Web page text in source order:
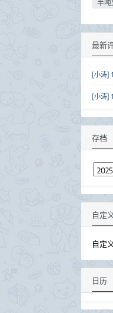
半吨
最新
[小涛]
[小涛]
存档
自定义
自定
日历